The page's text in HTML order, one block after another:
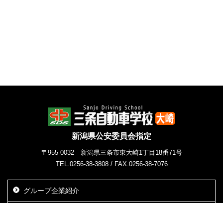
新潟県公安委員会指定
〒955-0032 新潟県三条市東大崎1丁目18番71号
TEL.0256-38-3808/ FAX.0256-38-7076
グループ企業紹介